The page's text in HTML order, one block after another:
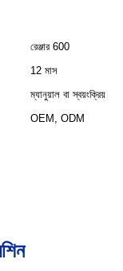
রেঞ্জার 600
12 মাস
ম্যানুয়াল বা স্বয়ংক্রিয়
OEM, ODM